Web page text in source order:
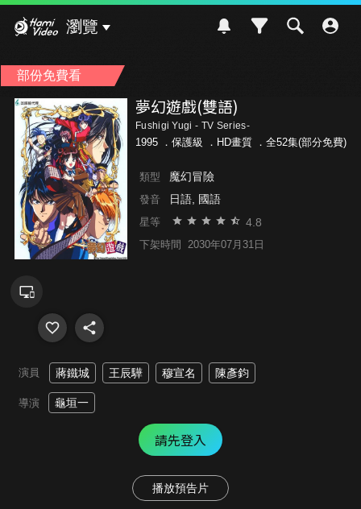
瀏覽
部份免費看
夢幻遊戲(雙語)
Fushigi Yugi - TV Series-
1995 ． 保護級 ．HD畫質 ．全52集(部分免費)
類型 魔幻冒險
發音 日語, 國語
星等 4.8
下架時間 2030年07月31日
演員 蔣鐵城 王辰驊 穆宣名 陳彥鈞
導演 龜垣一
請先登入
播放預告片